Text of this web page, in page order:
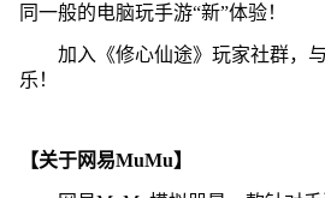
同一般的电脑玩手游“新”体验！
加入《修心仙途》玩家社群，
乐！
【关于网易MuMu】